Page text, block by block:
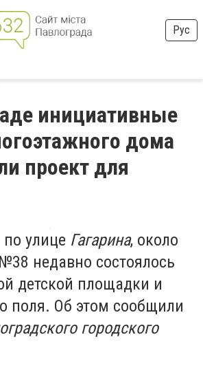
Рус
инициативные
дома
проект для
улице Гагарина, около
недавно состоялось
детской площадки и
поля. Об этом сообщили
городского